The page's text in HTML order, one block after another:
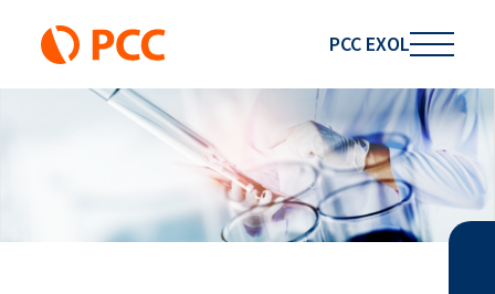
PCC EXOL